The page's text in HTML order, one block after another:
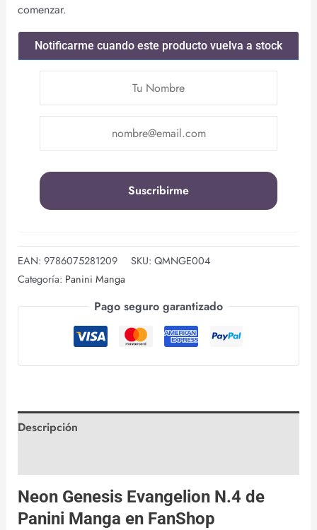
comenzar.
Notificarme cuando este producto vuelva a stock
EAN: 9786075281209 SKU: QMNGE004
Categoría: Panini Manga
Pago seguro garantizado
Descripción
Neon Genesis Evangelion N.4 de
Panini Manga en FanShop